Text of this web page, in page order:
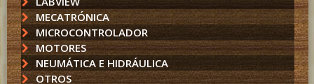
MECATRÓNICA
MICROCONTROLADOR
MOTORES
NEUMÁTICA E HIDRÁULICA
OTROS